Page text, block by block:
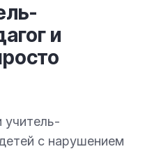
и
учитель-
с нарушением